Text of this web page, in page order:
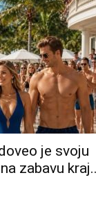
je svoju
zabavu